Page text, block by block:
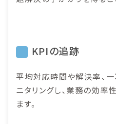
KPIの追跡
平均対応時間や解決率、
ニタリングし、業務の効率
ます。